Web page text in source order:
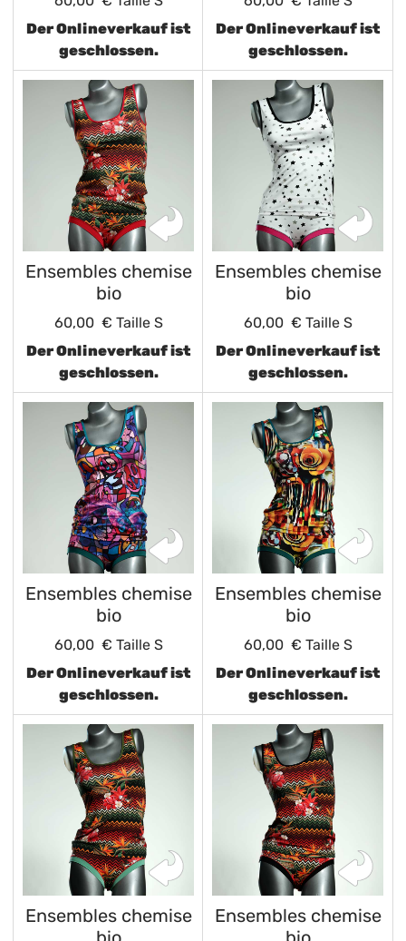
Der Onlineverkauf ist
geschlossen.
Der Onlineverkauf ist
geschlossen.
Ensembles chemise
bio
60,00 € Taille S
Der Onlineverkauf ist
geschlossen.
Ensembles chemise
bio
60,00 € Taille S
Der Onlineverkauf ist
geschlossen.
Ensembles chemise
bio
60,00 € Taille S
Der Onlineverkauf ist
geschlossen.
Ensembles chemise
bio
60,00 € Taille S
Der Onlineverkauf ist
geschlossen.
Ensembles chemise
Ensembles chemise